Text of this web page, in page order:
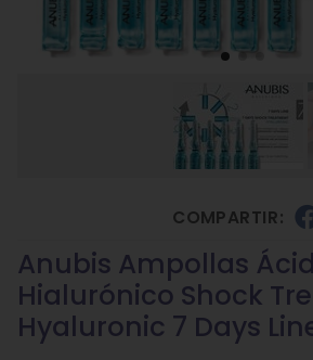
COMPARTIR:
Anubis Ampollas
Hialurónico Shock
Hyaluronic 7 Days